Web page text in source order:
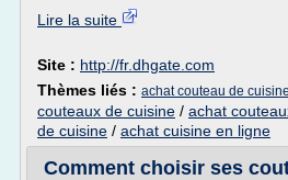
Lire la suite
Site : http://fr.dhgate.com
Thèmes liés : achat couteau de
couteaux de cuisine / achat
de cuisine / achat cuisine en ligne
Comment choisir ses